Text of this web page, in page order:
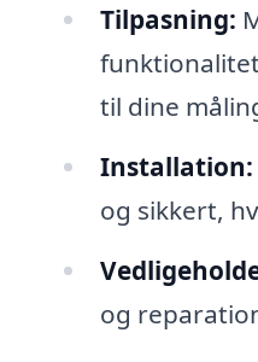
Tilpasning:
til dine
Installation:
og sikkert,
og